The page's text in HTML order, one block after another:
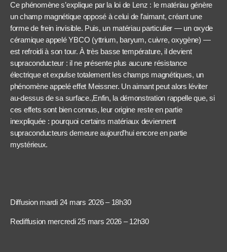
Ce phénomène s’explique par la loi de Lenz : le matériau génère
un champ magnétique opposé à celui de l’aimant, créant une
forme de frein invisible. Puis, un matériau particulier — un oxyde
céramique appelé YBCO (yttrium, baryum, cuivre, oxygène) —
est refroidi à son tour. À très basse température, il devient
supraconducteur : il ne présente plus aucune résistance
électrique et expulse totalement les champs magnétiques, un
phénomène appelé effet Meissner. Un aimant peut alors léviter
au-dessus de sa surface.,Enfin, la démonstration rappelle que, si
ces effets sont bien connus, leur origine reste en partie
inexpliquée : pourquoi certains matériaux deviennent
supraconducteurs demeure aujourd’hui encore en partie
mystérieux.
Diffusion mardi 24 mars 2026 – 18h30
Rediffusion mercredi 25 mars 2026 – 12h30